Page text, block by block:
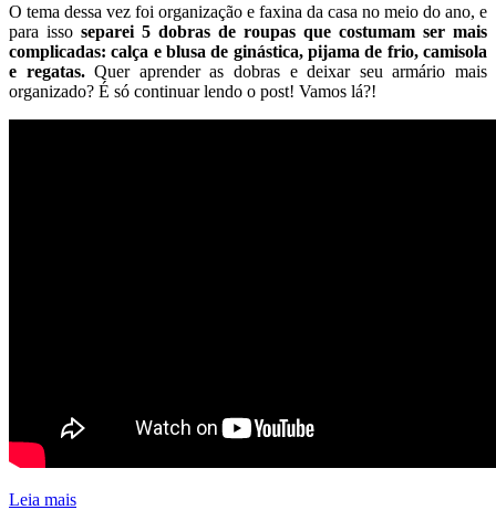
O tema dessa vez foi organização e faxina da casa no meio do ano, e
para isso separei 5 dobras de roupas que costumam ser mais
complicadas: calça e blusa de ginástica, pijama de frio, camisola
e regatas.Quer aprender as dobras e deixar seu armário mais
organizado? É só continuar lendo o post! Vamos lá?!
Leia mais